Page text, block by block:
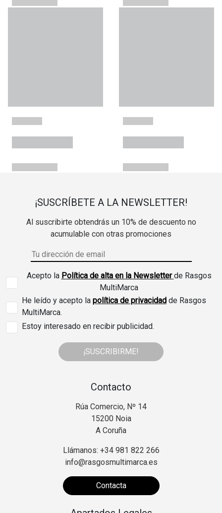
¡SUSCRÍBETE A LA NEWSLETTER!
Al suscribirte obtendrás un 10% de descuento no
acumulable con otras promociones
Acepto la Política de alta en la Newsletterde Rasgos
MultiMarca
He leído y acepto la política de privacidad de Rasgos
MultiMarca.
Estoy interesado en recibir publicidad.
¡SUSCRIBIRME!
Contacto
Rúa Comercio, Nº 14
15200 Noia
A Coruña
Llámanos: +34 981 822 266
info@rasgosmultimarca.es
Contacta